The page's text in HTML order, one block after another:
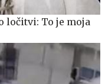
ločitvi: To je moja